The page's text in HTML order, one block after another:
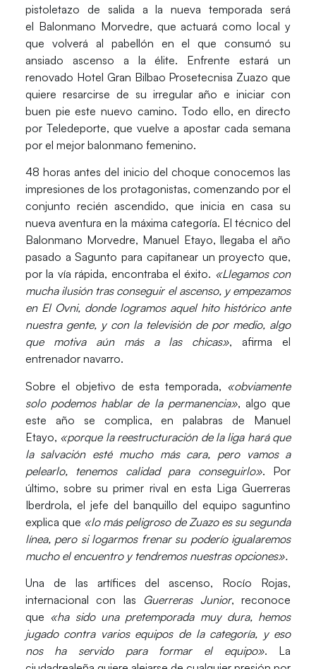
pistoletazo de salida a la nueva temporada será
el Balonmano Morvedre, que actuará como local y
que volverá al pabellón en el que consumó su
ansiado ascenso a la élite. Enfrente estará un
renovado Hotel Gran Bilbao Prosetecnisa Zuazo que
quiere resarcirse de su irregular año e iniciar con
buen pie este nuevo camino. Todo ello, en directo
por Teledeporte, que vuelve a apostar cada semana
por el mejor balonmano femenino.
48 horas antes del inicio del choque conocemos las
impresiones de los protagonistas, comenzando por el
conjunto recién ascendido, que inicia en casa su
nueva aventura en la máxima categoría. El técnico del
Balonmano Morvedre, Manuel Etayo, llegaba el año
pasado a Sagunto para capitanear un proyecto que,
por la vía rápida, encontraba el éxito. «Llegamos con
mucha ilusión tras conseguir el ascenso, y empezamos
en El Ovni, donde logramos aquel hito histórico ante
nuestra gente, y con la televisión de por medio, algo
que motiva aún más a las chicas», afirma el
entrenador navarro.
Sobre el objetivo de esta temporada, «obviamente
solo podemos hablar de la permanencia», algo que
este año se complica, en palabras de Manuel
Etayo, «porque la reestructuración de la liga hará que
la salvación esté mucho más cara, pero vamos a
pelearlo, tenemos calidad para conseguirlo». Por
último, sobre su primer rival en esta Liga Guerreras
Iberdrola, el jefe del banquillo del equipo saguntino
explica que «lo más peligroso de Zuazo es su segunda
línea, pero si logarmos frenar su poderío igualaremos
mucho el encuentro y tendremos nuestras opciones».
Una de las artífices del ascenso, Rocío Rojas,
internacional con las Guerreras Junior, reconoce
que «ha sido una pretemporada muy dura, hemos
jugado contra varios equipos de la categoría, y eso
nos ha servido para formar el equipo». La